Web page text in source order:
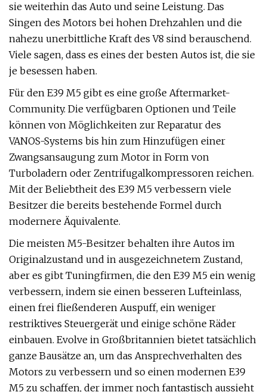
sie weiterhin das Auto und seine Leistung. Das
Singen des Motors bei hohen Drehzahlen und die
nahezu unerbittliche Kraft des V8 sind berauschend.
Viele sagen, dass es eines der besten Autos ist, die sie
je besessen haben.
Für den E39 M5 gibt es eine große Aftermarket-
Community. Die verfügbaren Optionen und Teile
können von Möglichkeiten zur Reparatur des
VANOS-Systems bis hin zum Hinzufügen einer
Zwangsansaugung zum Motor in Form von
Turboladern oder Zentrifugalkompressoren reichen.
Mit der Beliebtheit des E39 M5 verbessern viele
Besitzer die bereits bestehende Formel durch
modernere Äquivalente.
Die meisten M5-Besitzer behalten ihre Autos im
Originalzustand und in ausgezeichnetem Zustand,
aber es gibt Tuningfirmen, die den E39 M5 ein wenig
verbessern, indem sie einen besseren Lufteinlass,
einen frei fließenderen Auspuff, ein weniger
restriktives Steuergerät und einige schöne Räder
einbauen. Evolve in Großbritannien bietet tatsächlich
ganze Bausätze an, um das Ansprechverhalten des
Motors zu verbessern und so einen modernen E39
M5 zu schaffen, der immer noch fantastisch aussieht